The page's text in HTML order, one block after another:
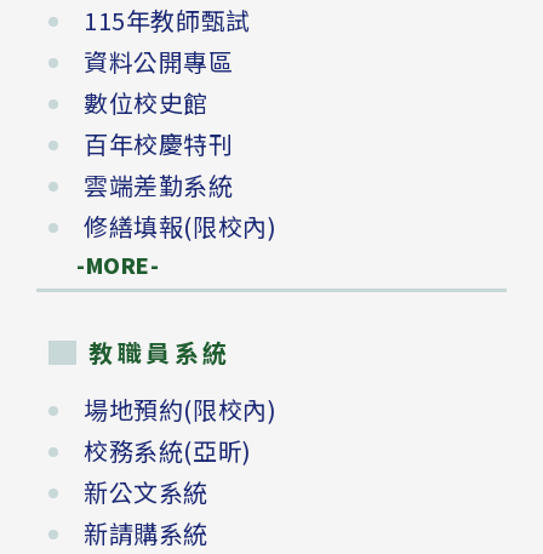
115年教師甄試
資料公開專區
數位校史館
百年校慶特刊
雲端差勤系統
修繕填報(限校內)
-MORE-
教職員系統
場地預約(限校內)
校務系統(亞昕)
新公文系統
新請購系統